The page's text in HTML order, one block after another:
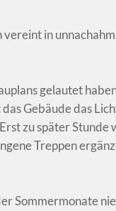
in
gelautet
Gebäude das
zu später
Treppen
Sommermonate